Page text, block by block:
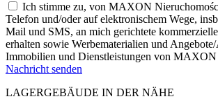
Ich stimme zu, von MAXON
Telefon und/oder auf elektronischem Wege,
Mail und SMS, an mich gerichtete
erhalten sowie Werbematerialien und
Immobilien und Dienstleistungen von MAXON
Nachricht senden
LAGERGEBÄUDE IN DER NÄHE